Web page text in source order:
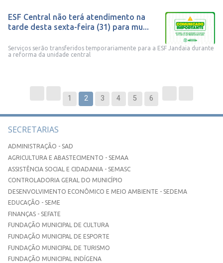
ESF Central não terá atendimento na
tarde desta sexta-feira (31) para mu...
Serviços serão transferidos temporariamente para a ESF Jandaia durante
a reforma da unidade central
1 2 3 4 5 6
SECRETARIAS
ADMINISTRAÇÃO - SAD
AGRICULTURA E ABASTECIMENTO - SEMAA
ASSISTÊNCIA SOCIAL E CIDADANIA - SEMASC
CONTROLADORIA GERAL DO MUNICÍPIO
DESENVOLVIMENTO ECONÔMICO E MEIO AMBIENTE - SEDEMA
EDUCAÇÃO - SEME
FINANÇAS - SEFATE
FUNDAÇÃO MUNICIPAL DE CULTURA
FUNDAÇÃO MUNICIPAL DE ESPORTE
FUNDAÇÃO MUNICIPAL DE TURISMO
FUNDAÇÃO MUNICIPAL INDÍGENA